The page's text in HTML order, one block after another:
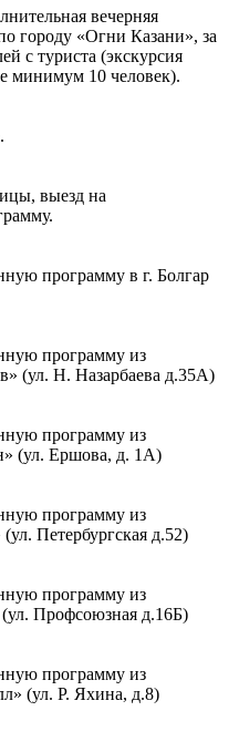
вечерняя
городу «Огни Казани», за
с туриста (экскурсия
минимум 10 человек).
выезд на
программу в г. Болгар
программу из
(ул. Н. Назарбаева д.35А)
программу из
(ул. Ершова, д. 1А)
программу из
Петербургская д.52)
программу из
Профсоюзная д.16Б)
программу из
(ул. Р. Яхина, д.8)